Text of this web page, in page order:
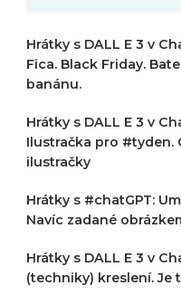
Hrátky s DALL E 3 v
Fica. Black Friday.
banánu.
Hrátky s DALL E 3 v
Ilustračka pro #tyden.
ilustračky
Hrátky s #chatGPT:
Navíc zadané
Hrátky s DALL E 3 v
(techniky) kreslení. Je